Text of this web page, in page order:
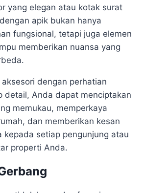
yang elegan atau kotak surat
apik bukan hanya
fungsional, tetapi juga elemen
memberikan nuansa yang
dengan perhatian
detail, Anda dapat menciptakan
memukau, memperkaya
dan memberikan kesan
kepada setiap pengunjung atau
properti Anda.